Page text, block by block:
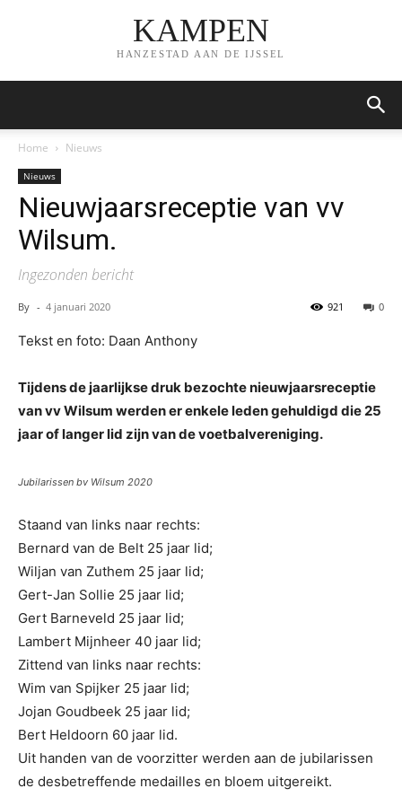
KAMPEN
HANZESTAD AAN DE IJSSEL
Home Nieuws
Nieuws
Nieuwjaarsreceptie van vv
Wilsum.
Ingezonden bericht
By - 4 januari 2020 0
921
Tekst en foto: Daan Anthony
Tijdens de jaarlijkse druk bezochte nieuwjaarsreceptie
van vv Wilsum werden er enkele leden gehuldigd die 25
jaar of langer lid zijn van de voetbalvereniging.
Jubilarissen bv Wilsum 2020
Staand van links naar rechts:
Bernard van de Belt 25 jaar lid;
Wiljan van Zuthem 25 jaar lid;
Gert-Jan Sollie 25 jaar lid;
Gert Barneveld 25 jaar lid;
Lambert Mijnheer 40 jaar lid;
Zittend van links naar rechts:
Wim van Spijker 25 jaar lid;
Jojan Goudbeek 25 jaar lid;
Bert Heldoorn 60 jaar lid.
Uit handen van de voorzitter werden aan de jubilarissen
de desbetreffende medailles en bloem uitgereikt.